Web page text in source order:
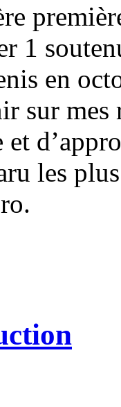
1
en
sur mes
et
les